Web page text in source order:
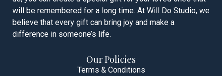
will be remembered for a long time. At Will Do Studio, we
believe that every gift can bring joy and make a
difference in someone’s life.
Our Policies
Terms & Conditions